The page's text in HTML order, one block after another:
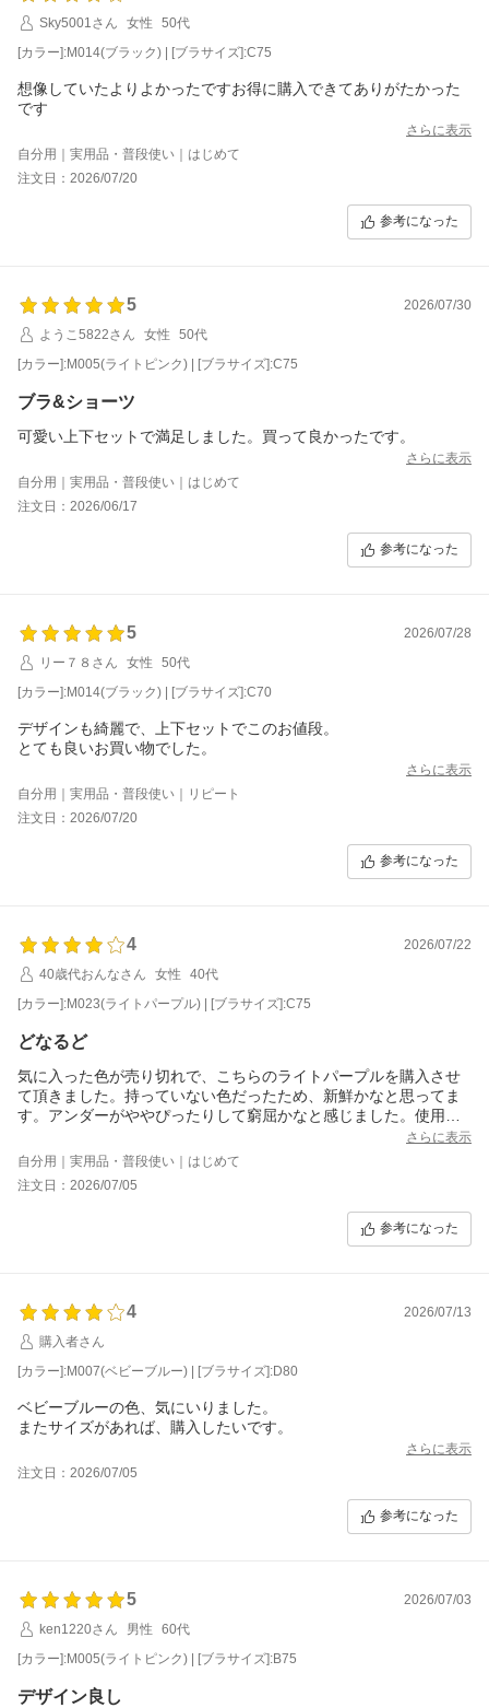
Sky5001さん
女性
50代
[カラー]:M014(ブラック) | [ブラサイズ]:C75
想像していたよりよかったですお得に購入できてありがたかった
さらに表示
自分用｜実用品・普段使い｜はじめて
注文日：2026/07/20
参考になった
5
2026/07/30
ようこ5822さん
女性
50代
[カラー]:M005(ライトピンク) | [ブラサイズ]:C75
ブラ&ショーツ
可愛い上下セットで満足しました。買って良かったです。
さらに表示
自分用｜実用品・普段使い｜はじめて
注文日：2026/06/17
参考になった
5
2026/07/28
リー７８さん
女性
50代
[カラー]:M014(ブラック) | [ブラサイズ]:C70
デザインも綺麗で、上下セットでこのお値段。
とても良いお買い物でした。
さらに表示
自分用｜実用品・普段使い｜リピート
注文日：2026/07/20
参考になった
4
2026/07/22
40歳代おんなさん
女性
40代
[カラー]:M023(ライトパープル) | [ブラサイズ]:C75
どなるど
気に入った色が売り切れで、こちらのライトパープルを購入させ
て頂きました。持っていない色だったため、新鮮かなと思ってま
す。アンダーがややぴったりして窮屈かなと感じました。使用し
ているうちに、アンダーのフィット感は馴染んでくるかなと期
待。そのため星4にしました
さらに表示
自分用｜実用品・普段使い｜はじめて
注文日：2026/07/05
参考になった
4
2026/07/13
購入者さん
[カラー]:M007(ベビーブルー) | [ブラサイズ]:D80
ベビーブルーの色、気にいりました。
またサイズがあれば、購入したいです。
さらに表示
注文日：2026/07/05
参考になった
5
2026/07/03
ken1220さん
男性
60代
[カラー]:M005(ライトピンク) | [ブラサイズ]:B75
デザイン良し